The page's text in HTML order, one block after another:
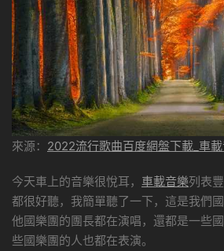
來源： 2022流行歌曲百度網盤下載_車
今天車上的音樂很悅耳， 車載音樂列表
都很好聽，我簡單聽了一下，這是我們
他國樂團的團長都在演唱，還都是一些
些國樂團的人也都在表演。